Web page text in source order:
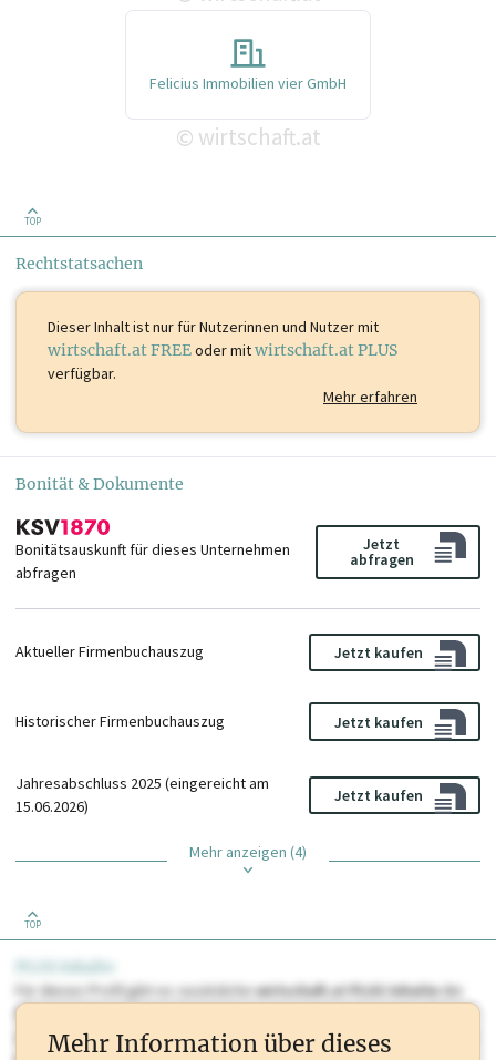
Felicius Immobilien vier GmbH
© wirtschaft.at
TOP
Rechtstatsachen
Dieser Inhalt istnur für Nutzerinnen und Nutzer mit
wirtschaft.at FREEoder mitwirtschaft.at PLUS
verfügbar.
Mehr erfahren
Bonität & Dokumente
Bonitätsauskunft für dieses Unternehmen
abfragen
Jetzt
abfragen
Aktueller Firmenbuchauszug Jetzt kaufen
Historischer Firmenbuchauszug Jetzt kaufen
Jahresabschluss 2025 (eingereicht am
15.06.2026)
Jetzt kaufen
Mehr anzeigen (4)
TOP
PLUS Inhalte
Für dieses Profil gibt es zusätzlichewirtschaft.at PLUS Inhaltedie
Sie momentan nicht einsehen können. Schalten Sie dieses Profil frei
oder loggen Sie sich ein um diese Inhalte zu sehen. wirtschaft.at PLUS
Mehr Information über dieses